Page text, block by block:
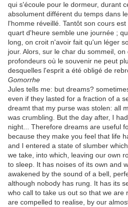
qui s'écoule pour le dormeur, durant
absolument différent du temps dans
l'homme réveillé. Tantôt son cours
quart d'heure semble une journée ;
long, on croit n'avoir fait qu'un léger
jour. Alors, sur le char du sommeil,
profondeurs où le souvenir ne peut
desquelles l'esprit a été obligé de
Gomorrhe
Jules tells me: but dreams?
even if they lasted for a fraction of a
dreamt that my purse was stolen: all
was crumbling. But the day after, I
night... Therefore dreams are useful
because they make you feel that life
and I entered a state of slumber
we take, into which, leaving our own
to sleep. It has noises of its own and
awakened by the sound of a bell,
although nobody has rung. It has its
who call to take us out so that we are
are compelled to realise, by our